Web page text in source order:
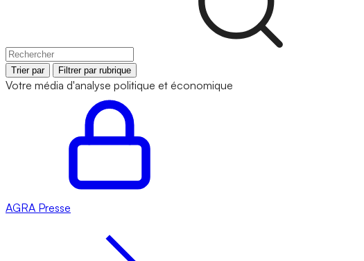
Trier par Filtrer par rubrique
Votre média d'analyse politique et économique
AGRA Presse